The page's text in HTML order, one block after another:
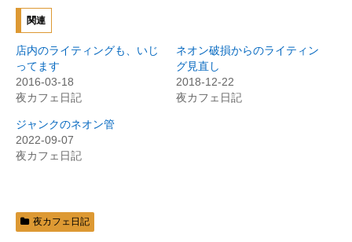
し
て
T
w
i
t
t
e
r
で
共
(
新
し
い
ウ
開
き
ま
で
共
リ
ッ
新
し
い
関連
店内のライティングも、いじ
ってます
2016-03-18
夜カフェ日記
ネオン破損からのライティン
グ見直し
2018-12-22
夜カフェ日記
ジャンクのネオン管
2022-09-07
夜カフェ日記
夜カフェ日記